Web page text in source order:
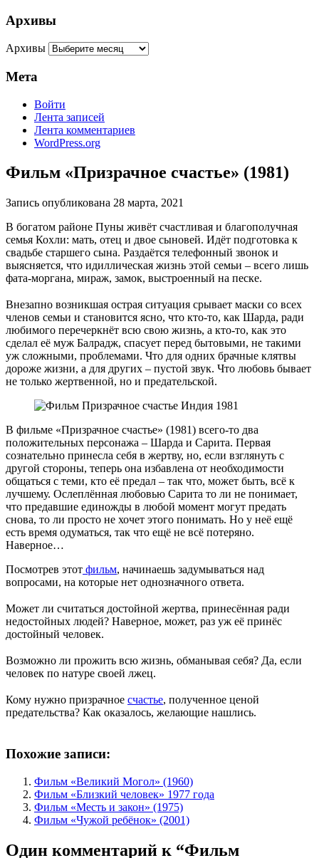
Архивы
Архивы
Мета
Войти
Лента записей
Лента комментариев
WordPress.org
Фильм «Призрачное счастье» (1981)
Запись опубликована 28 марта, 2021
В богатом районе Пуны живёт счастливая и благополучная
семья Кохли: мать, отец и двое сыновей. Идёт подготовка к
свадьбе старшего сына. Раздаётся телефонный звонок и
выясняется, что идиллическая жизнь этой семьи – всего лишь
фата-моргана, мираж, замок, выстроенный на песке.
Внезапно возникшая острая ситуация срывает маски со всех
членов семьи и становится ясно, что кто-то, как Шарда, ради
любимого перечеркнёт всю свою жизнь, а кто-то, как это
сделал её муж Балрадж, спасует перед бытовыми, не такими
уж сложными, проблемами. Что для одних брачные клятвы
дороже жизни, а для других – пустой звук. Что любовь бывает
не только жертвенной, но и предательской.
В фильме «Призрачное счастье» (1981) всего-то два
положительных персонажа – Шарда и Сарита. Первая
сознательно принесла себя в жертву, но, если взглянуть с
другой стороны, теперь она избавлена от необходимости
общаться с теми, кто её предал – так что, может быть, всё к
лучшему. Ослеплённая любовью Сарита то ли не понимает,
что предавшие единожды в любой момент могут предать
снова, то ли просто не хочет этого понимать. Но у неё ещё
есть время одуматься, так что ещё не всё потеряно.
Наверное…
Посмотрев этот фильм, начинаешь задумываться над
вопросами, на которые нет однозначного ответа.
Может ли считаться достойной жертва, принесённая ради
недостойных людей? Наверное, может, раз уж её принёс
достойный человек.
Возможно ли прожить всю жизнь, обманывая себя? Да, если
человек по натуре своей лжец.
Кому нужно призрачное счастье, полученное ценой
предательства? Как оказалось, желающие нашлись.
Похожие записи:
Фильм «Великий Могол» (1960)
Фильм «Близкий человек» 1977 года
Фильм «Месть и закон» (1975)
Фильм «Чужой ребёнок» (2001)
Один комментарий к “Фильм